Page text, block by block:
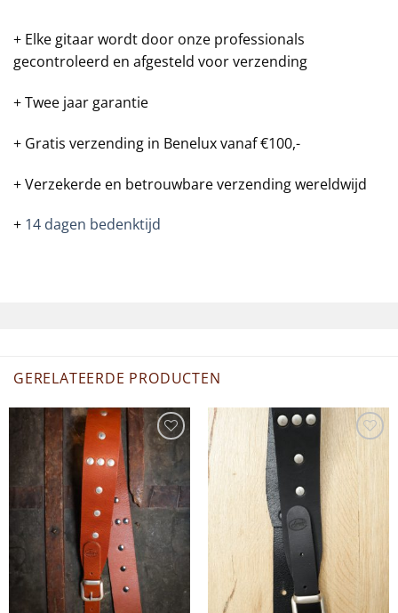
+ Elke gitaar wordt door onze professionals
gecontroleerd en afgesteld voor verzending
+ Twee jaar garantie
+ Gratis verzending in Benelux vanaf €100,-
+ Verzekerde en betrouwbare verzending wereldwijd
+ 14 dagen bedenktijd
GERELATEERDE PRODUCTEN